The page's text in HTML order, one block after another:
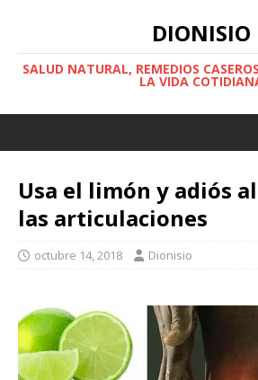
DIONISIO
SALUD NATURAL, REMEDIOS
LA VIDA
Usa el limón y adiós
las articulaciones
octubre 14, 2018 Dionisio